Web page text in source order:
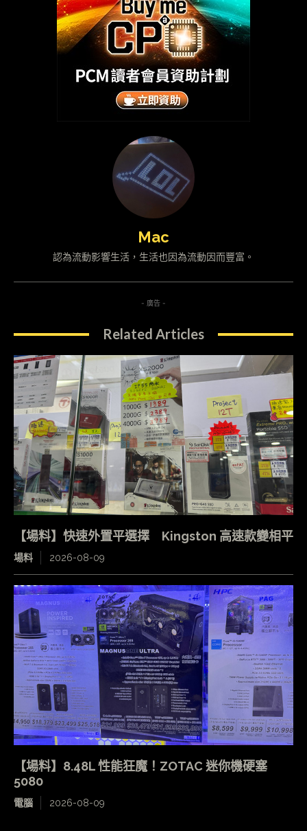
Mac
認為流動影響生活，生活也因為流動因而豐富。
- 廣告 -
Related Articles
【場料】快速外置平選擇 Kingston 高速款變相平
場料 2026-08-09
【場料】8.48L 性能狂魔！ZOTAC 迷你機硬塞
5080
電腦 2026-08-09